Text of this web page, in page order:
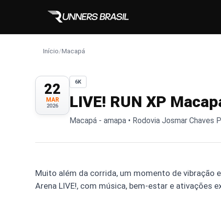
Início/Macapá
22
MAR
2026
6K
LIVE! RUN XP
Macapá - amapa • Rodovia Josmar Chaves
Muito além da corrida, um momento de vibração
Arena LIVE!, com música, bem-estar e ativações